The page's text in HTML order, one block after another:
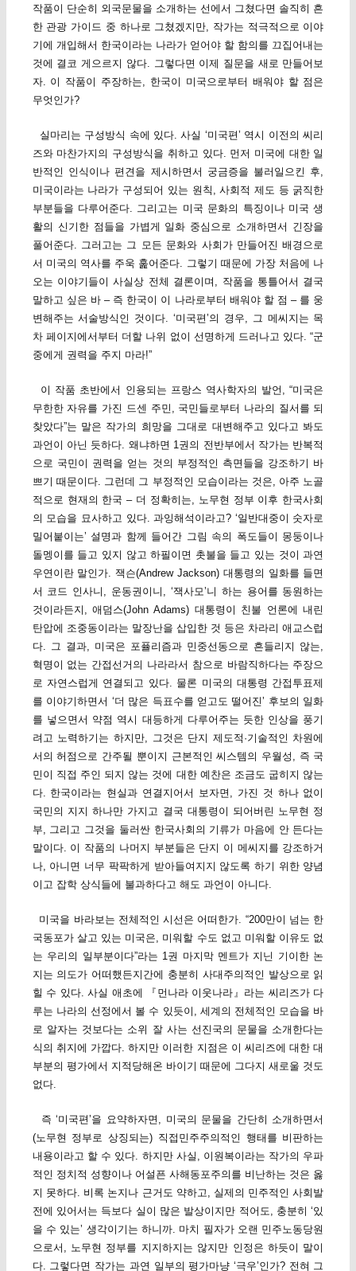
작품이 단순히 외국문물을 소개하는 선에서 그쳤다면 솔직히 흔
한 관광 가이드 중 하나로 그쳤겠지만, 작가는 적극적으로 이야
기에 개입해서 한국이라는 나라가 얻어야 할 함의를 끄집어내는
것에 결코 게으르지 않다. 그렇다면 이제 질문을 새로 만들어보
자. 이 작품이 주장하는, 한국이 미국으로부터 배워야 할 점은
무엇인가?
실마리는 구성방식 속에 있다. 사실 ‘미국편’ 역시 이전의 씨리
즈와 마찬가지의 구성방식을 취하고 있다. 먼저 미국에 대한 일
반적인 인식이나 편견을 제시하면서 궁금증을 불러일으킨 후,
미국이라는 나라가 구성되어 있는 원칙, 사회적 제도 등 굵직한
부분들을 다루어준다. 그리고는 미국 문화의 특징이나 미국 생
활의 신기한 점들을 가볍게 일화 중심으로 소개하면서 긴장을
풀어준다. 그러고는 그 모든 문화와 사회가 만들어진 배경으로
서 미국의 역사를 주욱 훑어준다. 그렇기 때문에 가장 처음에 나
오는 이야기들이 사실상 전체 결론이며, 작품을 통틀어서 결국
말하고 싶은 바 – 즉 한국이 이 나라로부터 배워야 할 점 – 를 웅
변해주는 서술방식인 것이다. ‘미국편’의 경우, 그 메씨지는 목
차 페이지에서부터 더할 나위 없이 선명하게 드러나고 있다. “군
중에게 권력을 주지 마라!”
이 작품 초반에서 인용되는 프랑스 역사학자의 발언, “미국은
무한한 자유를 가진 드센 주민, 국민들로부터 나라의 질서를 되
찾았다”는 말은 작가의 희망을 그대로 대변해주고 있다고 봐도
과언이 아닌 듯하다. 왜냐하면 1권의 전반부에서 작가는 반복적
으로 국민이 권력을 얻는 것의 부정적인 측면들을 강조하기 바
쁘기 때문이다. 그런데 그 부정적인 모습이라는 것은, 아주 노골
적으로 현재의 한국 – 더 정확히는, 노무현 정부 이후 한국사회
의 모습을 묘사하고 있다. 과잉해석이라고? ‘일반대중이 숫자로
밀어붙이는’ 설명과 함께 들어간 그림 속의 폭도들이 몽둥이나
돌멩이를 들고 있지 않고 하필이면 촛불을 들고 있는 것이 과연
우연이란 말인가. 잭슨(Andrew Jackson) 대통령의 일화를 들면
서 코드 인사니, 운동권이니, ‘잭사모’니 하는 용어를 동원하는
것이라든지, 애덤스(John Adams) 대통령이 친불 언론에 내린
탄압에 조중동이라는 말장난을 삽입한 것 등은 차라리 애교스럽
다. 그 결과, 미국은 포퓰리즘과 민중선동으로 흔들리지 않는,
혁명이 없는 간접선거의 나라라서 참으로 바람직하다는 주장으
로 자연스럽게 연결되고 있다. 물론 미국의 대통령 간접투표제
를 이야기하면서 ‘더 많은 득표수를 얻고도 떨어진’ 후보의 일화
를 넣으면서 약점 역시 대등하게 다루어주는 듯한 인상을 풍기
려고 노력하기는 하지만, 그것은 단지 제도적·기술적인 차원에
서의 허점으로 간주될 뿐이지 근본적인 씨스템의 우월성, 즉 국
민이 직접 주인 되지 않는 것에 대한 예찬은 조금도 굽히지 않는
다. 한국이라는 현실과 연결지어서 보자면, 가진 것 하나 없이
국민의 지지 하나만 가지고 결국 대통령이 되어버린 노무현 정
부, 그리고 그것을 둘러싼 한국사회의 기류가 마음에 안 든다는
말이다. 이 작품의 나머지 부분들은 단지 이 메씨지를 강조하거
나, 아니면 너무 팍팍하게 받아들여지지 않도록 하기 위한 양념
이고 잡학 상식들에 불과하다고 해도 과언이 아니다.
미국을 바라보는 전체적인 시선은 어떠한가. “200만이 넘는 한
국동포가 살고 있는 미국은, 미워할 수도 없고 미워할 이유도 없
는 우리의 일부분이다”라는 1권 마지막 멘트가 지닌 기이한 논
지는 의도가 어떠했든지간에 충분히 사대주의적인 발상으로 읽
힐 수 있다. 사실 애초에 『먼나라 이웃나라』라는 씨리즈가 다
루는 나라의 선정에서 볼 수 있듯이, 세계의 전체적인 모습을 바
로 알자는 것보다는 소위 잘 사는 선진국의 문물을 소개한다는
식의 취지에 가깝다. 하지만 이러한 지점은 이 씨리즈에 대한 대
부분의 평가에서 지적당해온 바이기 때문에 그다지 새로울 것도
없다.
즉 ‘미국편’을 요약하자면, 미국의 문물을 간단히 소개하면서
(노무현 정부로 상징되는) 직접민주주의적인 행태를 비판하는
내용이라고 할 수 있다. 하지만 사실, 이원복이라는 작가의 우파
적인 정치적 성향이나 어설픈 사해동포주의를 비난하는 것은 옳
지 못하다. 비록 논지나 근거도 약하고, 실제의 민주적인 사회발
전에 있어서는 득보다 실이 많은 발상이지만 적어도, 충분히 ‘있
을 수 있는’ 생각이기는 하니까. 마치 필자가 오랜 민주노동당원
으로서, 노무현 정부를 지지하지는 않지만 인정은 하듯이 말이
다. 그렇다면 작가는 과연 일부의 평가마냥 ‘극우’인가? 전혀 그